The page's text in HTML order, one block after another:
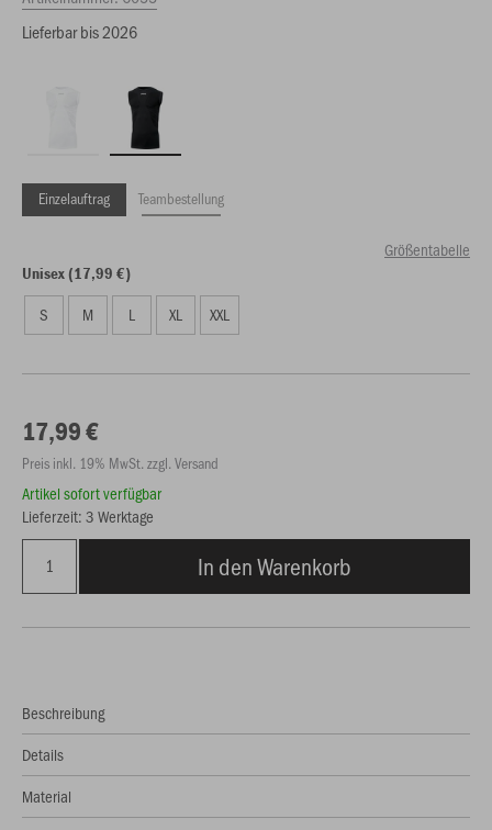
Lieferbar bis 2026
Einzelauftrag Teambestellung
Größentabelle
Unisex (17,99 €)
S M L XL XXL
17,99 €
Preis inkl. 19% MwSt. zzgl. Versand
Artikel sofort verfügbar
Lieferzeit: 3 Werktage
In den Warenkorb
Beschreibung
Details
Material